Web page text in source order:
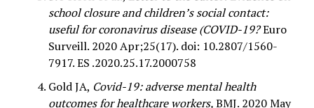
school closure and children’s social contact:
useful for coronavirus disease (COVID-19?Euro
Surveill. 2020 Apr;25(17). doi: 10.2807/1560-
7917. ES .2020.25.17.2000758
Gold JA, Covid-19: adverse mental health
outcomes for healthcare workers,BMJ. 2020 May